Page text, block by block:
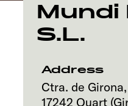
Ontdek
Mundi
S.L.
Address
Ctra. de
17242 Quart